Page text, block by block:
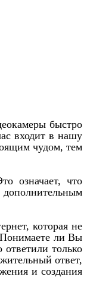
быстро
входит в нашу
чудом, тем
означает, что
дополнительным
которая не
ли Вы
только
ответ,
и создания